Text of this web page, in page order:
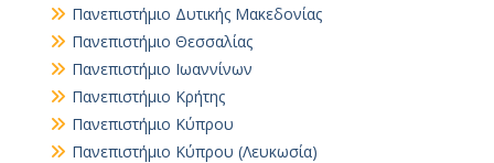
Πανεπιστήμιο Δυτικής Μακεδονίας
Πανεπιστήμιο Θεσσαλίας
Πανεπιστήμιο Ιωαννίνων
Πανεπιστήμιο Κρήτης
Πανεπιστήμιο Κύπρου
Πανεπιστήμιο Κύπρου (Λευκωσία)